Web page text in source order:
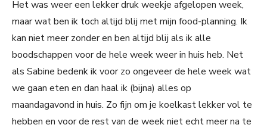
Het was weer een lekker druk weekje afgelopen week,
maar wat ben ik toch altijd blij met mijn food-planning. Ik
kan niet meer zonder en ben altijd blij als ik alle
boodschappen voor de hele week weer in huis heb. Net
als Sabine bedenk ik voor zo ongeveer de hele week wat
we gaan eten en dan haal ik (bijna) alles op
maandagavond in huis. Zo fijn om je koelkast lekker vol te
hebben en voor de rest van de week niet echt meer na te